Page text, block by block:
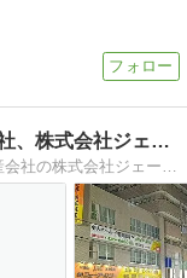
神奈川で注文住宅を建てている会社、株式会社ジェー・アール・…
神奈川県大和市で注文住宅・建築・不動産会社の株式会社ジェー・アール・シーのスタッフの日記です。日々スタッフが順番に書いていきますので、どうか読んでくださいね！